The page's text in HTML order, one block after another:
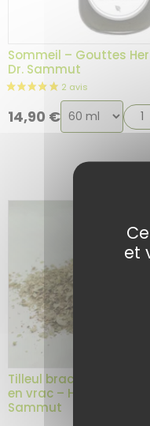
Sommeil – Gouttes
Dr. Sammut
14,90 €Choix
de
variation
Tilleul bractée coupée
en vrac – Herboristerie
Sammut
et